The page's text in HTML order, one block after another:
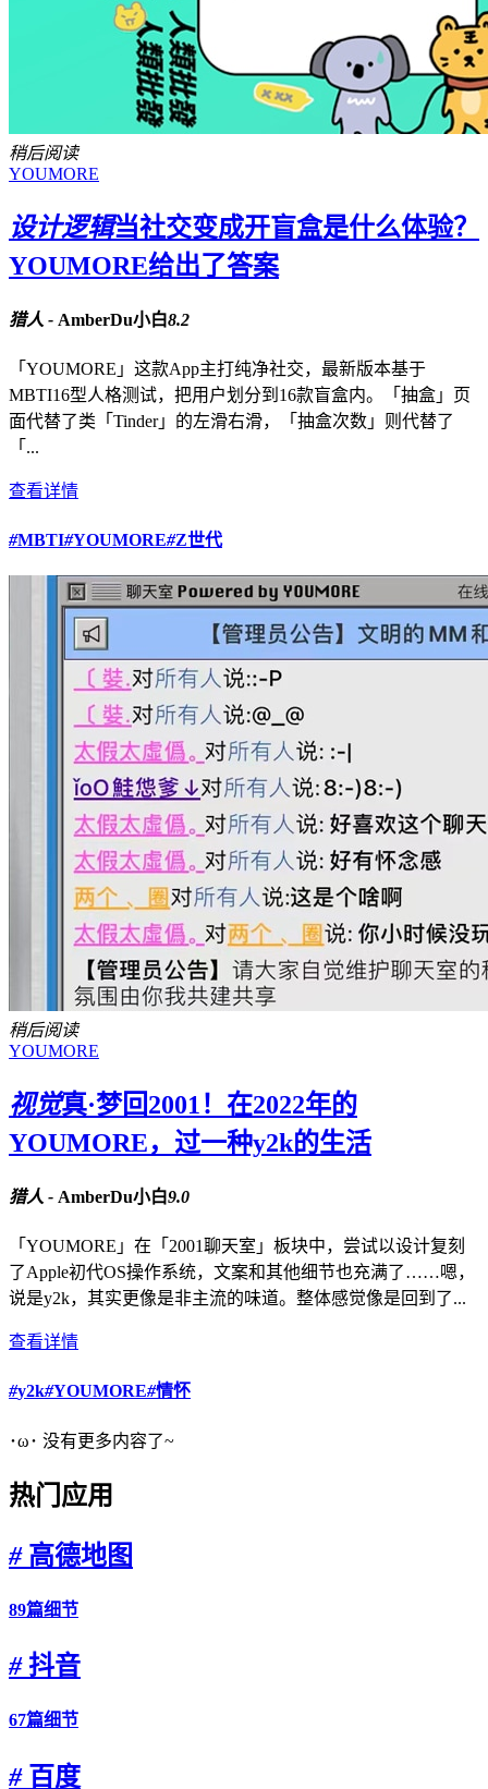
稍后阅读
YOUMORE
设计逻辑当社交变成开盲盒是什么体验？
YOUMORE给出了答案
猎人 - AmberDu小白8.2
「YOUMORE」这款App主打纯净社交，最新版本基于
MBTI16型人格测试，把用户划分到16款盲盒内。「抽盒」页
面代替了类「Tinder」的左滑右滑，「抽盒次数」则代替了
「...
查看详情
#MBTI#YOUMORE#Z世代
稍后阅读
YOUMORE
视觉真·梦回2001！在2022年的
YOUMORE，过一种y2k的生活
猎人 - AmberDu小白9.0
「YOUMORE」在「2001聊天室」板块中，尝试以设计复刻
了Apple初代OS操作系统，文案和其他细节也充满了……嗯，
说是y2k，其实更像是非主流的味道。整体感觉像是回到了...
查看详情
#y2k#YOUMORE#情怀
･ω･ 没有更多内容了~
热门应用
#高德地图
89篇细节
#抖音
67篇细节
#百度